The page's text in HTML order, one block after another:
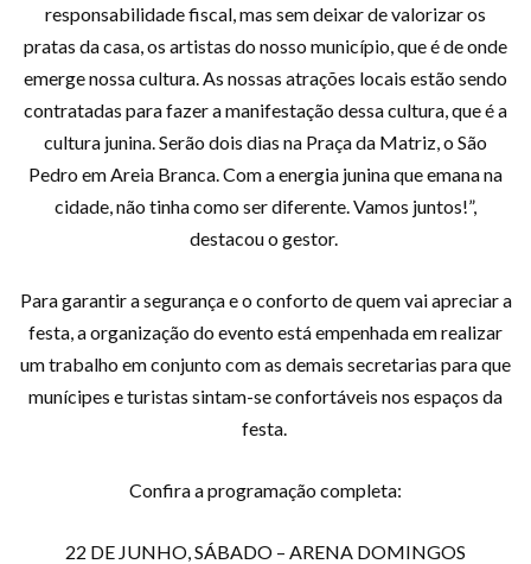
responsabilidade fiscal, mas sem deixar de valorizar os
pratas da casa, os artistas do nosso município, que é de onde
emerge nossa cultura. As nossas atrações locais estão sendo
contratadas para fazer a manifestação dessa cultura, que é a
cultura junina. Serão dois dias na Praça da Matriz, o São
Pedro em Areia Branca. Com a energia junina que emana na
cidade, não tinha como ser diferente. Vamos juntos!”,
destacou o gestor.
Para garantir a segurança e o conforto de quem vai apreciar a
festa, a organização do evento está empenhada em realizar
um trabalho em conjunto com as demais secretarias para que
munícipes e turistas sintam-se confortáveis nos espaços da
festa.
Confira a programação completa:
22 DE JUNHO, SÁBADO – ARENA DOMINGOS